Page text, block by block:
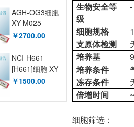
AGH-OG3细胞
XY-M025
￥2700.00
NCI-H661
[H661]细胞 XY-
H044
￥1500.00
生物安全等
级
-
细胞规格
支原体检测
培养基
培养条件
冻存条件
倍增时间
细胞筛选：